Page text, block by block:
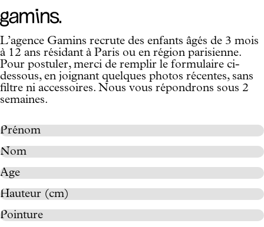
L’agence Gamins recrute des enfants âgés de 3 mois
à 12 ans résidant à Paris ou en région parisienne.
Pour postuler, merci de remplir le formulaire ci-
dessous, en joignant quelques photos récentes, sans
filtre ni accessoires. Nous vous répondrons sous 2
semaines.